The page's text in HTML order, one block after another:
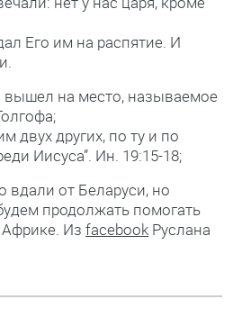
Его им на распятие. И
вышел на место, называемое
двух других, по ту и по
Иисуса”. Ин. 19:15-18;
вдали от Беларуси, но
продолжать помогать
Из facebook Руслана